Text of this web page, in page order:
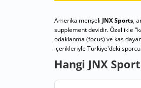
Amerika menşeli JNX Sports,
supplement devidir. Özellikle
odaklanma (focus) ve kas
içerikleriyle Türkiye'deki
Hangi JNX